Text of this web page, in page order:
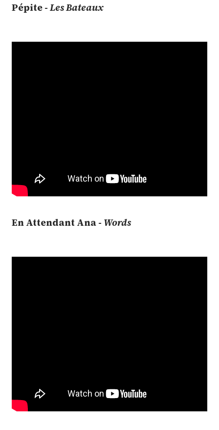
Pépite -Les Bateaux
En Attendant Ana - Words